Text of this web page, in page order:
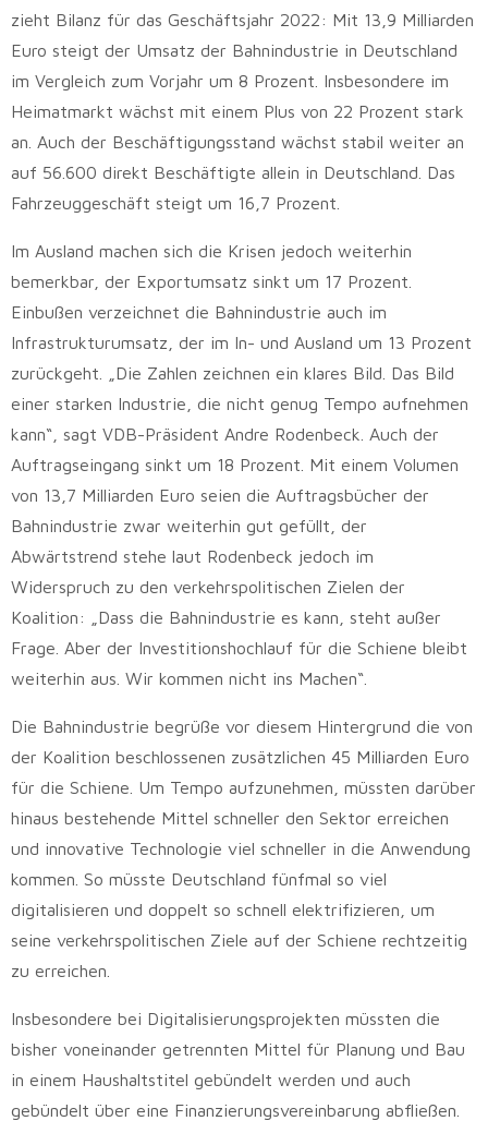
zieht Bilanz für das Geschäftsjahr 2022: Mit 13,9 Milliarden
Euro steigt der Umsatz der Bahnindustrie in Deutschland
im Vergleich zum Vorjahr um 8 Prozent. Insbesondere im
Heimatmarkt wächst mit einem Plus von 22 Prozent stark
an. Auch der Beschäftigungsstand wächst stabil weiter an
auf 56.600 direkt Beschäftigte allein in Deutschland. Das
Fahrzeuggeschäft steigt um 16,7 Prozent.
Im Ausland machen sich die Krisen jedoch weiterhin
bemerkbar, der Exportumsatz sinkt um 17 Prozent.
Einbußen verzeichnet die Bahnindustrie auch im
Infrastrukturumsatz, der im In- und Ausland um 13 Prozent
zurückgeht. „Die Zahlen zeichnen ein klares Bild. Das Bild
einer starken Industrie, die nicht genug Tempo aufnehmen
kann“, sagt VDB-Präsident Andre Rodenbeck. Auch der
Auftragseingang sinkt um 18 Prozent. Mit einem Volumen
von 13,7 Milliarden Euro seien die Auftragsbücher der
Bahnindustrie zwar weiterhin gut gefüllt, der
Abwärtstrend stehe laut Rodenbeck jedoch im
Widerspruch zu den verkehrspolitischen Zielen der
Koalition: „Dass die Bahnindustrie es kann, steht außer
Frage. Aber der Investitionshochlauf für die Schiene bleibt
weiterhin aus. Wir kommen nicht ins Machen“.
Die Bahnindustrie begrüße vor diesem Hintergrund die von
der Koalition beschlossenen zusätzlichen 45 Milliarden Euro
für die Schiene. Um Tempo aufzunehmen, müssten darüber
hinaus bestehende Mittel schneller den Sektor erreichen
und innovative Technologie viel schneller in die Anwendung
kommen. So müsste Deutschland fünfmal so viel
digitalisieren und doppelt so schnell elektrifizieren, um
seine verkehrspolitischen Ziele auf der Schiene rechtzeitig
zu erreichen.
Insbesondere bei Digitalisierungsprojekten müssten die
bisher voneinander getrennten Mittel für Planung und Bau
in einem Haushaltstitel gebündelt werden und auch
gebündelt über eine Finanzierungsvereinbarung abfließen.